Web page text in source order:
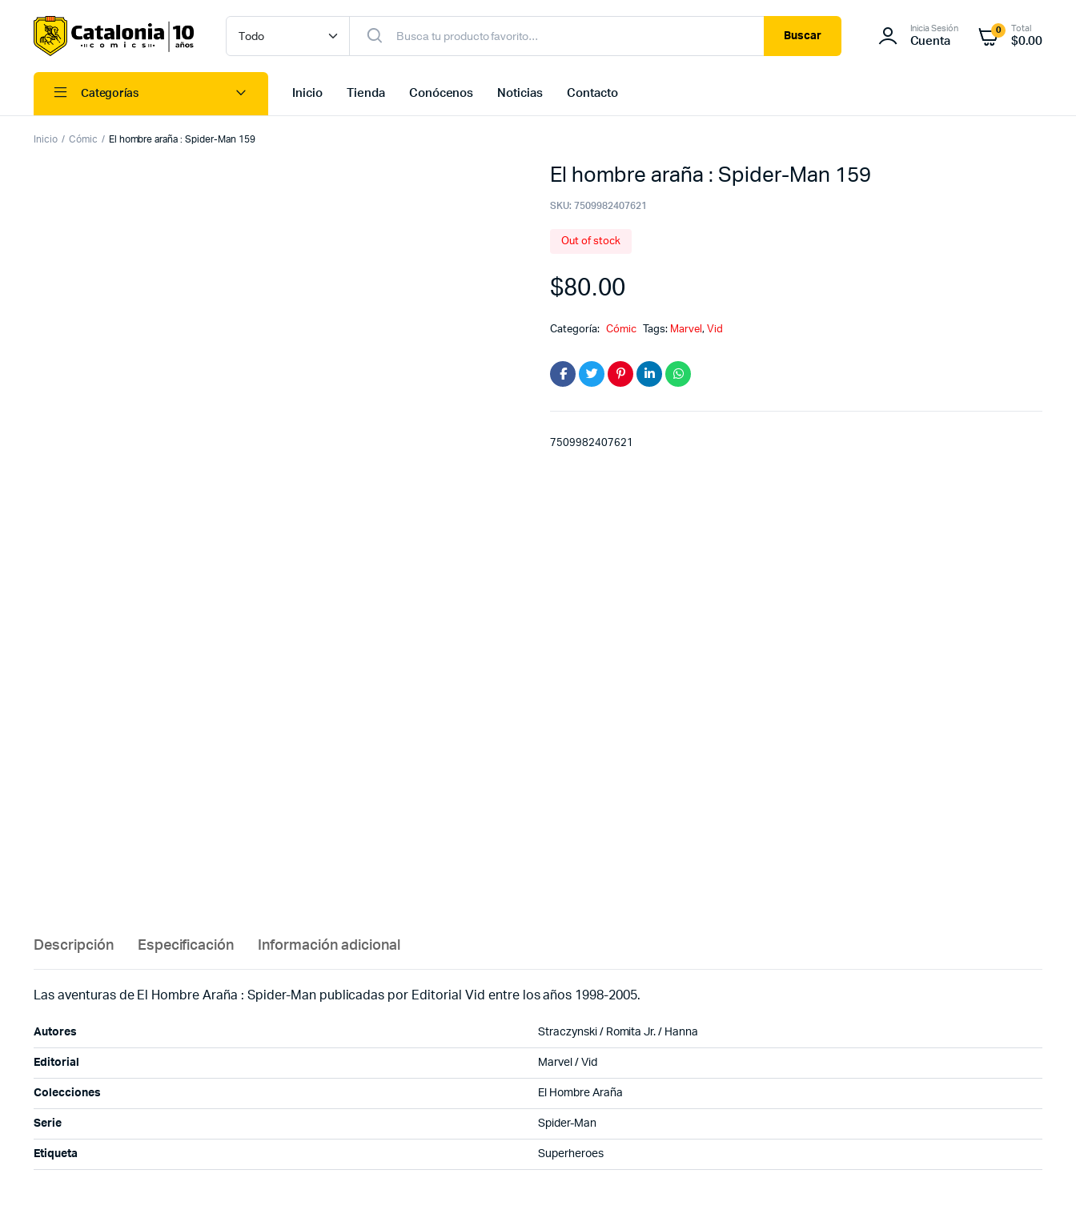
Buscar
Inicia Sesión
Cuenta
0 Total
$0.00
Categorías Inicio Tienda Conócenos Noticias Contacto
Inicio Cómic El hombre araña : Spider-Man 159
El hombre araña : Spider-Man 159
SKU: 7509982407621
Out of stock
$80.00
Categoría: Cómic Tags: Marvel,Vid
7509982407621
Descripción Especificación Información adicional
Las aventuras de El Hombre Araña : Spider-Man publicadas por Editorial Vid entre los años 1998-2005.
Autores Straczynski / Romita Jr. / Hanna
Editorial Marvel / Vid
Colecciones El Hombre Araña
Serie Spider-Man
Etiqueta Superheroes